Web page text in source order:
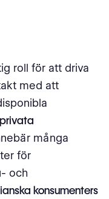
roll för att driva
med att
många
för
och
konsumenters